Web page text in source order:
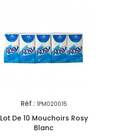
Réf : 1PM020015
Lot De 10 Mouchoirs Rosy
Blanc